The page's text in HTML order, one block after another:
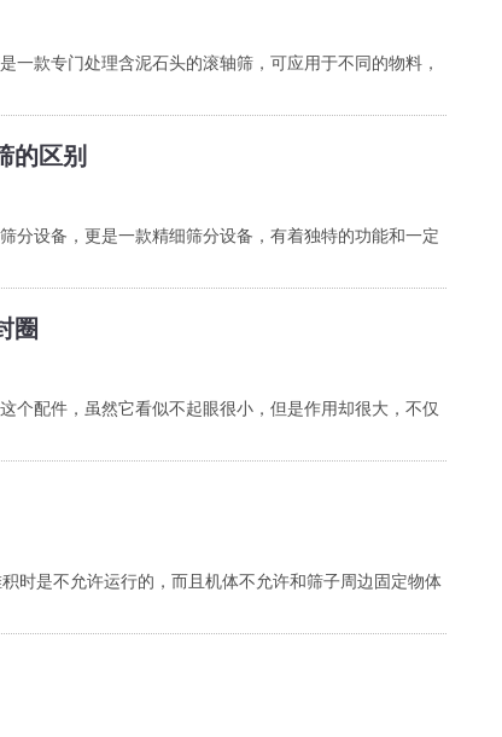
一款专门处理含泥石头的滚轴筛，可应用于不同的物料，
的区别
分设备，更是一款精细筛分设备，有着独特的功能和一定
圈
个配件，虽然它看似不起眼很小，但是作用却很大，不仅
时是不允许运行的，而且机体不允许和筛子周边固定物体